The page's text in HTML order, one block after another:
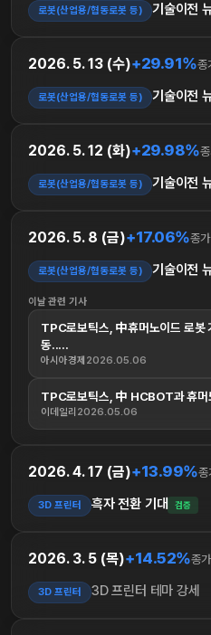
로봇(산업용/협동로봇 등) 기술이전
2026. 5. 13 (수)+29.91%종
로봇(산업용/협동로봇 등) 기술이전
2026. 5. 12 (화)+29.98%
로봇(산업용/협동로봇 등) 기술이전
2026. 5. 8 (금)+17.06%종
로봇(산업용/협동로봇 등) 기술이전
이날 관련 기사
TPC로보틱스, 中휴머노이드 로봇
동.....
아시아경제 2026.05.06
TPC로보틱스, 中 HCBOT과 휴머
이데일리 2026.05.06
2026. 4. 17 (금)+13.99%
3D 프린터 흑자 전환 기대 검증
2026. 3. 5 (목)+14.52%종
3D 프린터 3D 프린터 테마 강세